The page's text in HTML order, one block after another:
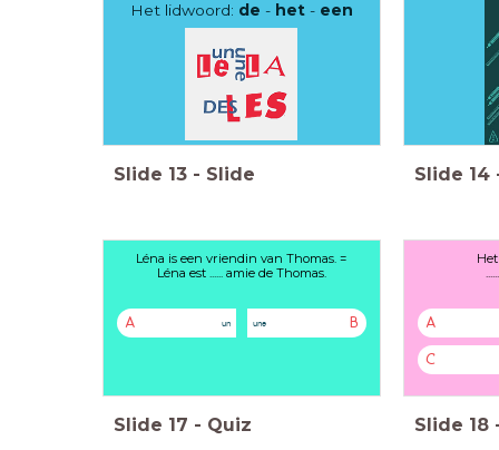
Het lidwoord: de - het - een
Slide 13 - Slide Slide 14
Léna is een vriendin van Thomas. =
Léna est ...... amie de Thomas.
A un B
une
Slide 17 - Quiz
A
C
Slide 18